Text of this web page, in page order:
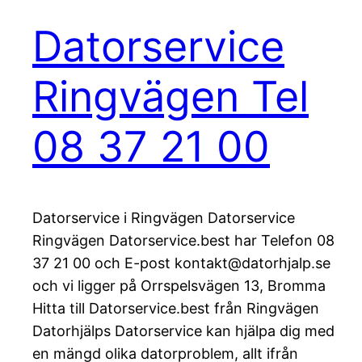
Datorservice
Ringvägen Tel
08 37 21 00
Datorservice i Ringvägen Datorservice
Ringvägen Datorservice.best har Telefon 08
37 21 00 och E-post kontakt@datorhjalp.se
och vi ligger på Orrspelsvägen 13, Bromma
Hitta till Datorservice.best från Ringvägen
Datorhjälps Datorservice kan hjälpa dig med
en mängd olika datorproblem, allt ifrån